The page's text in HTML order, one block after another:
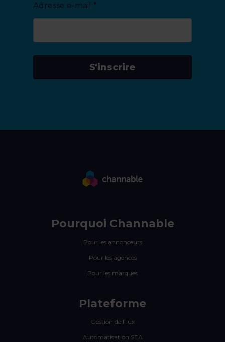
Adresse e-mail *
S'inscrire
Pourquoi Channable
Pour les annonceurs
Pour les agences
Pour les marques
Plateforme
Gestion de Flux
Automatisation SEA